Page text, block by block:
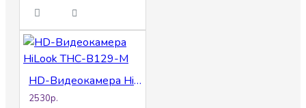
HD-Видеокамера HiLook THC-B129-M
2530р.